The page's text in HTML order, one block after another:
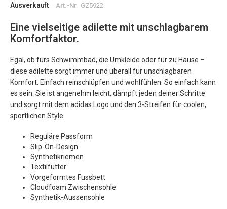
Ausverkauft Art.-Nr. GZ5922
Eine vielseitige adilette mit unschlagbarem
Komfortfaktor.
Egal, ob fürs Schwimmbad, die Umkleide oder für zu Hause –
diese adilette sorgt immer und überall für unschlagbaren
Komfort. Einfach reinschlüpfen und wohlfühlen. So einfach kann
es sein. Sie ist angenehm leicht, dämpft jeden deiner Schritte
und sorgt mit dem adidas Logo und den 3-Streifen für coolen,
sportlichen Style.
Reguläre Passform
Slip-On-Design
Synthetikriemen
Textilfutter
Vorgeformtes Fussbett
Cloudfoam Zwischensohle
Synthetik-Aussensohle